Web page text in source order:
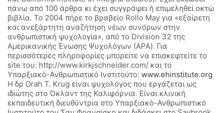
πάνω από 100 άρθρα κι έχει συγγράψει ή επιμεληθεί οκτώ
βιβλία. Το 2004 πήρε το βραβείο Rollo May για «εξαίρετη
και ανεξάρτητη αναζήτηση νέων συνόρων στην
ανθρωπιστική ψυχολογία», από το Division 32 της
Αμερικανικής Ένωσης Ψυχολόγων (ΑPA). Για
περισσότερες πληροφορίες μπορείτε να επισκεφτείτε το
site του: http://www.kirkjschneider.com/ και το
Υπαρξιακό-Ανθρωπιστικό Ινστιτούτο: www.ehinstitute.org
H δρ Orah T. Krug είναι ψυχολόγος που εργάζεται ως
ιδιώτης στο Όκλαντ της Καλιφόρνια. Είναι κλινική
εκπαιδευτική διευθύντρια στο Υπαρξιακό-Ανθρωπιστικό